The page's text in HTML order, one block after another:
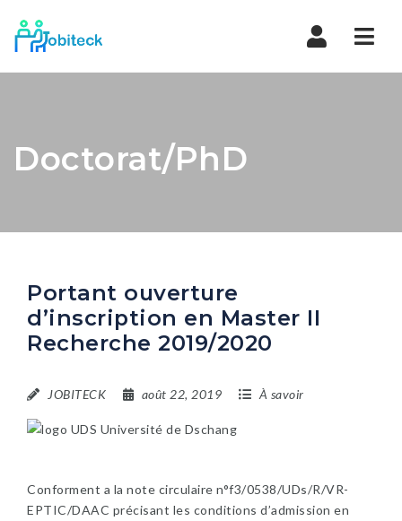
Doctorat/PhD
Portant ouverture
d’inscription en Master II
Recherche 2019/2020
JOBITECK août 22, 2019 À savoir
Conforment a la note circulaire n°f3/0538/UDs/R/VR-
EPTIC/DAAC précisant les conditions d’admission en